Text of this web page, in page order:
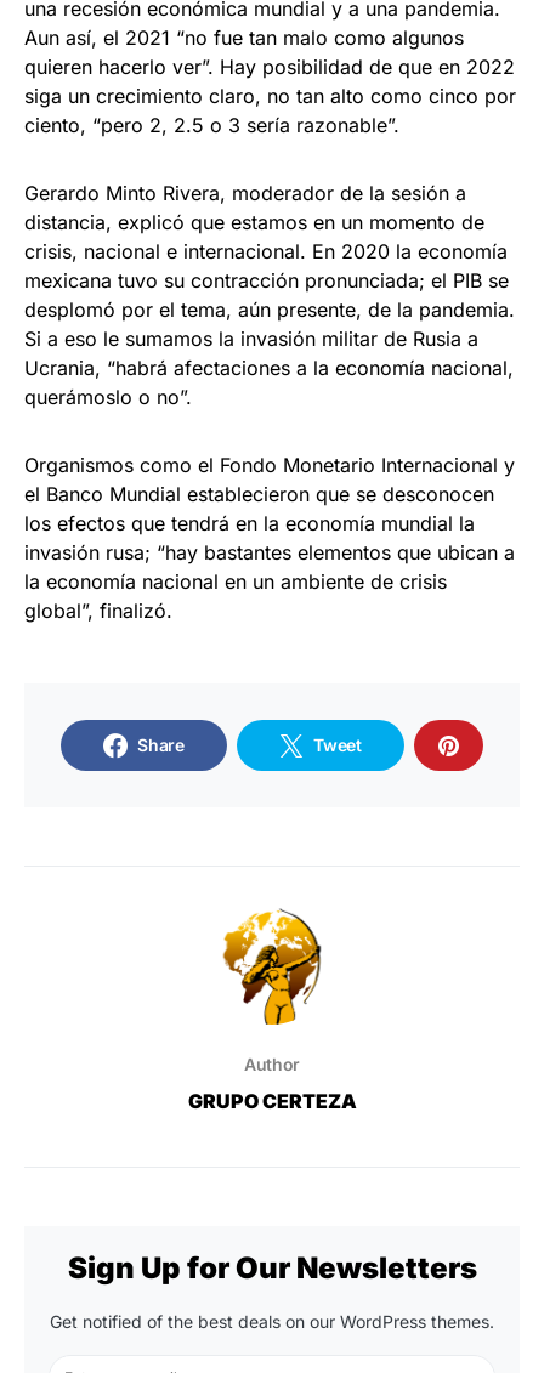
una recesión económica mundial y a una pandemia.
Aun así, el 2021 “no fue tan malo como algunos
quieren hacerlo ver”. Hay posibilidad de que en 2022
siga un crecimiento claro, no tan alto como cinco por
ciento, “pero 2, 2.5 o 3 sería razonable”.
Gerardo Minto Rivera, moderador de la sesión a
distancia, explicó que estamos en un momento de
crisis, nacional e internacional. En 2020 la economía
mexicana tuvo su contracción pronunciada; el PIB se
desplomó por el tema, aún presente, de la pandemia.
Si a eso le sumamos la invasión militar de Rusia a
Ucrania, “habrá afectaciones a la economía nacional,
querámoslo o no”.
Organismos como el Fondo Monetario Internacional y
el Banco Mundial establecieron que se desconocen
los efectos que tendrá en la economía mundial la
invasión rusa; “hay bastantes elementos que ubican a
la economía nacional en un ambiente de crisis
global”, finalizó.
Share Tweet
Author
GRUPO CERTEZA
Sign Up for Our Newsletters
Get notified of the best deals on our WordPress themes.